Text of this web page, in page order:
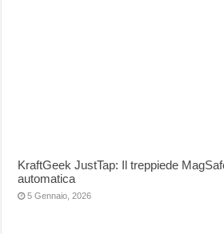
KraftGeek JustTap: Il treppiede
automatica
5 Gennaio, 2026